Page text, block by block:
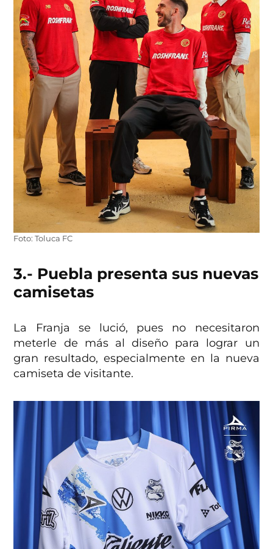
Foto: Toluca FC
3.- Puebla presenta sus nuevas
camisetas
La Franja se lució, pues no necesitaron
meterle de más al diseño para lograr un
gran resultado, especialmente en la nueva
camiseta de visitante.